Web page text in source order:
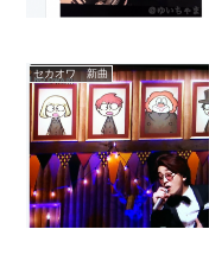
セカオワ 新曲